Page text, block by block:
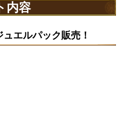
内容
エルパック販売！